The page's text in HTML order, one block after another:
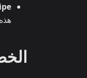
الخطوة 1 —